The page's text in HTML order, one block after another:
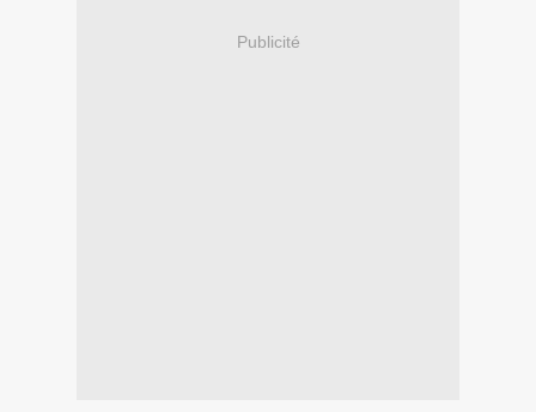
Publicité